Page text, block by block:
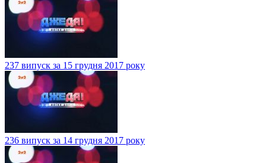
237 випуск за 15 грудня 2017 року
236 випуск за 14 грудня 2017 року